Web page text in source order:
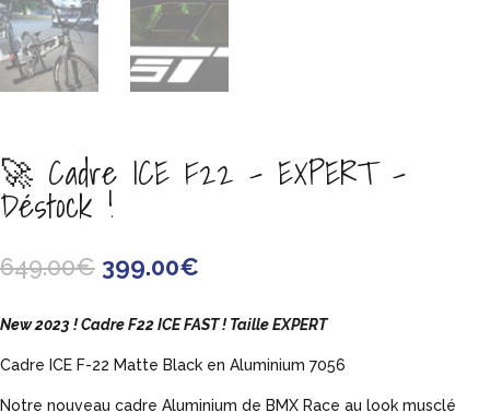
🚀 Cadre ICE F22 – EXPERT –
Déstock !
649.00€ Le
initial
649.00€.
399.00€
actuel
399.00€.
New 2023 ! Cadre F22 ICE FAST ! Taille EXPERT
Cadre ICE F-22 Matte Black en Aluminium 7056
Notre nouveau cadre Aluminium de BMX Race au look musclé